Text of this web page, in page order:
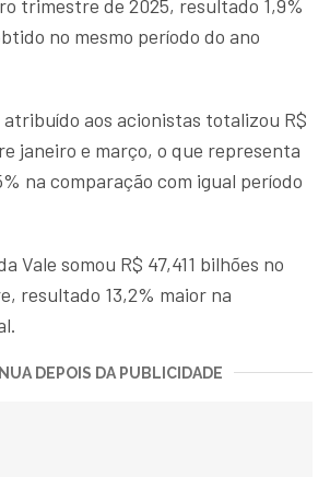
trimestre de 2025, resultado 1,9%
no mesmo período do ano
aos acionistas totalizou R$
janeiro e março, o que representa
na comparação com igual período
Vale somou R$ 47,411 bilhões no
resultado 13,2% maior na
DEPOIS DA PUBLICIDADE